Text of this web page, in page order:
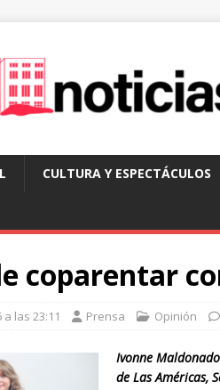
CULTURA Y ESPECTÁCULOS
coparentar
a las 23:11 Prensa Opinión
Ivonne
de Las Américas,